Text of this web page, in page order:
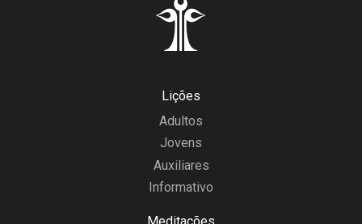
Lições
Adultos
Jovens
Auxiliares
Informativo